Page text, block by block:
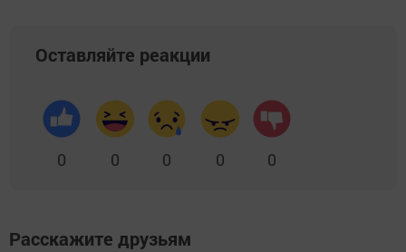
Оставляйте реакции
0 0 0 0 0
Расскажите друзьям